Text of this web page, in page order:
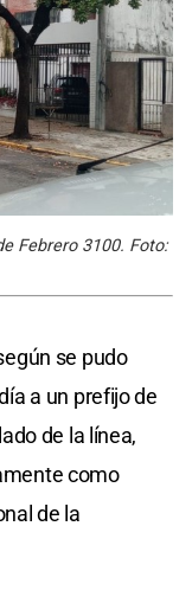
Febrero 3100. Foto:
se pudo
a un prefijo de
de la línea,
como
de la